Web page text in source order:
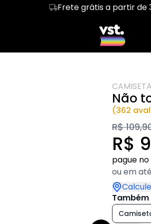
Frete grátis a partir de
Regata
II LGBT & PAI
CAMISETA
Não
(362
R$
R$
pague no
ou em